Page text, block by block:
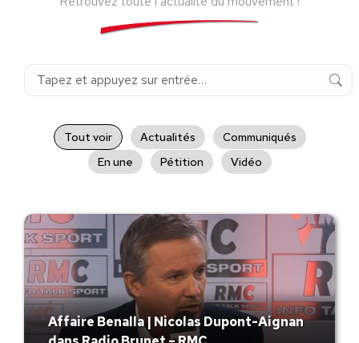
Recherche
Tout voir Actualités
Communiqués
En une
Pétition Vidéo
Affaire Benalla | Nicolas Dupont-Aignan